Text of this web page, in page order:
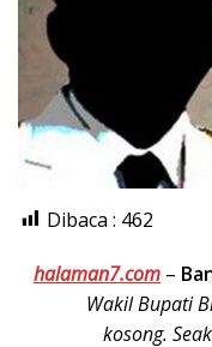
Dibaca : 462
halaman7.com –
Wakil Bupati
kosong.